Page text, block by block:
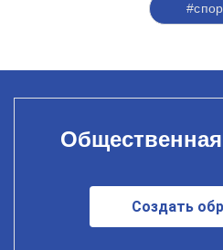
Создать